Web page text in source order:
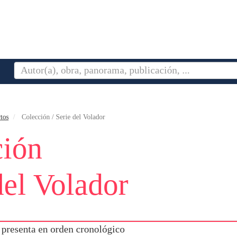
Colección / Serie del Volador
Volador
en orden cronológico